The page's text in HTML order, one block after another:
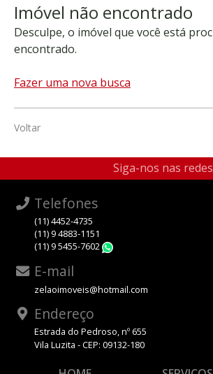
Imóvel não encontrado
Desculpe, o imóvel que você está
encontrado.
Fazer uma nova busca
Voltar
Siga-nos nas
Telefones
(11) 4452-4735
(11) 9 4883-1151
(11) 9 5455-7602
E-mail
zelaoimoveis@hotmail.com
Endereço
Estrada do Pedroso, nº 655
Vila Luzita - CEP: 09132-180